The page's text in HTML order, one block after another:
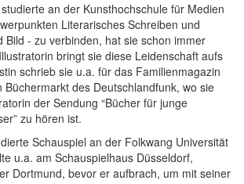
an der Kunsthochschule für Medien
Literarisches Schreiben und
Bild - zu verbinden, hat sie schon immer
bringt sie diese Leidenschaft aufs
schrieb sie u.a. für das Familienmagazin
Büchermarkt des Deutschlandfunk, wo sie
der Sendung “Bücher für junge
zu hören ist.
Schauspiel an der Folkwang Universität
u.a. am Schauspielhaus Düsseldorf,
Dortmund, bevor er aufbrach, um mit seiner